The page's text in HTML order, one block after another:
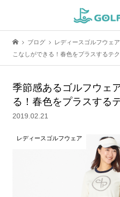
ブログ レディースゴルフウェア
こなしができる！春色をプラスするテク
季節感あるゴルフウェ
る！春色をプラスする
2019.02.21
レディースゴルフウェア